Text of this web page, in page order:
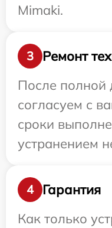
Mimaki.
3
Ремонт
После полной
согласуем с
сроки
устранением
4
Гарантия
Как только